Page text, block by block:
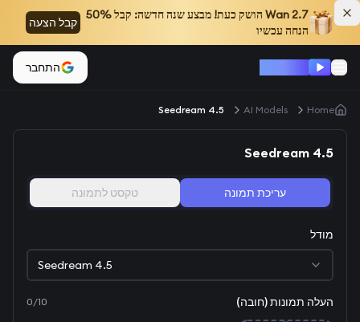
Wan 2.7
הושק כעת! מבצע שנה חדשה: קבל 50%
הנחה עכשיו
קבל הצעה
התחבר
Home
AI Models
Seedream 4.5
Seedream 4.5
עריכת תמונה טקסט לתמונה
מודל
Seedream 4.5
העלה תמונות (חובה) 0/10